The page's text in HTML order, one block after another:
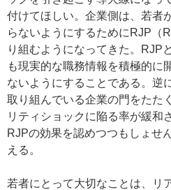
付けてほしい。企業側は、若者
らないようにするためにRJP（
り組むようになってきた。RJP
も現実的な職務情報を積極的に
ないようにすることである。逆
取り組んでいる企業の門をたた
リティショックに陥る率が緩和
RJPの効果を認めつつもしょせ
える。
若者にとって大切なことは、リ